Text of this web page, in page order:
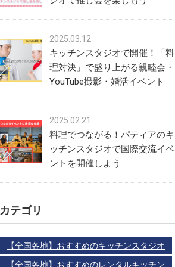
2025.03.12
キッチンスタジオで開催！「料
理対決」で盛り上がる親睦会・
YouTube撮影・婚活イベント
2025.02.21
料理でつながる！パティアのキ
ッチンスタジオで国際交流イベ
ントを開催しよう
カテゴリ
【全国各地】おすすめのキッチンスタジオ
【全国各地】おすすめのレンタルキッチン